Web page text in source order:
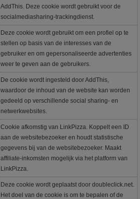
AddThis. Deze cookie wordt gebruikt voor de
socialmediasharing-trackingdienst.
Deze cookie wordt gebruikt om een profiel op te
stellen op basis van de interesses van de
gebruiker en om gepersonaliseerde advertenties
weer te geven aan de gebruikers.
De cookie wordt ingesteld door AddThis,
waardoor de inhoud van de website kan worden
gedeeld op verschillende social sharing- en
netwerkwebsites.
Cookie afkomstig van LinkPizza. Koppelt een ID
aan de websitebezoeker en houdt statistische
gegevens bij van de websitebezoeker. Maakt
affiliate-inkomsten mogelijk via het platform van
LinkPizza.
Deze cookie wordt geplaatst door doubleclick.net.
Het doel van de cookie is om te bepalen of de